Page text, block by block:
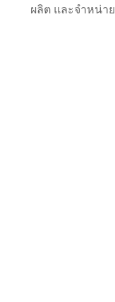
ผลิต และจำหน่า